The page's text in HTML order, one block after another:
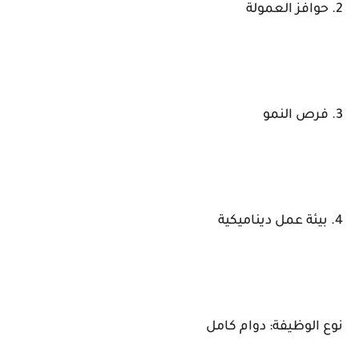
2. حوافز العمولة
3. فرص النمو
4. بيئة عمل ديناميكية
نوع الوظيفة: دوام كامل